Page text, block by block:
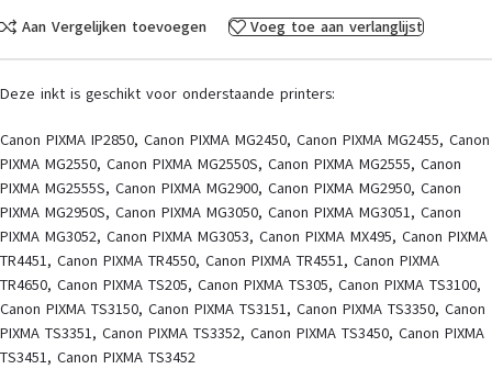
Aan Vergelijken toevoegen Voeg toe aan verlanglijst
Deze inkt is geschikt voor onderstaande printers:
Canon PIXMA IP2850, Canon PIXMA MG2450, Canon PIXMA MG2455, Canon
PIXMA MG2550, Canon PIXMA MG2550S, Canon PIXMA MG2555, Canon
PIXMA MG2555S, Canon PIXMA MG2900, Canon PIXMA MG2950, Canon
PIXMA MG2950S, Canon PIXMA MG3050, Canon PIXMA MG3051, Canon
PIXMA MG3052, Canon PIXMA MG3053, Canon PIXMA MX495, Canon PIXMA
TR4451, Canon PIXMA TR4550, Canon PIXMA TR4551, Canon PIXMA
TR4650, Canon PIXMA TS205, Canon PIXMA TS305, Canon PIXMA TS3100,
Canon PIXMA TS3150, Canon PIXMA TS3151, Canon PIXMA TS3350, Canon
PIXMA TS3351, Canon PIXMA TS3352, Canon PIXMA TS3450, Canon PIXMA
TS3451, Canon PIXMA TS3452